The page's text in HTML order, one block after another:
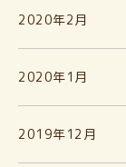
2020年2月
2020年1月
2019年12月